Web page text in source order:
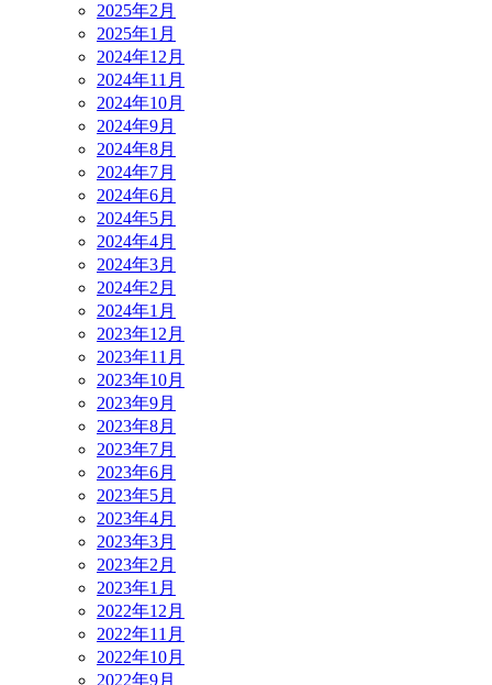
2025年2月
2025年1月
2024年12月
2024年11月
2024年10月
2024年9月
2024年8月
2024年7月
2024年6月
2024年5月
2024年4月
2024年3月
2024年2月
2024年1月
2023年12月
2023年11月
2023年10月
2023年9月
2023年8月
2023年7月
2023年6月
2023年5月
2023年4月
2023年3月
2023年2月
2023年1月
2022年12月
2022年11月
2022年10月
2022年9月